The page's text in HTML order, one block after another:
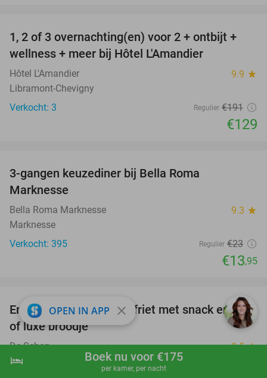
shopping_cart Boek nu
hotel Boek nu voor €175
per kamer, per nacht
32%
TODAY
1, 2 of 3 overnachting(en) voor 2 + ontbijt +
wellness + meer bij Hôtel L'Amandier
Hôtel L'Amandier 9.9 star
Libramont-Chevigny
Verkocht: 3
Regulier €191
€129
3-gangen keuzediner bij Bella Roma
Marknesse
Bella Roma Marknesse 9.3 star
Marknesse
Verkocht: 395
Regulier €23
€13,95
20%
Entree zwemparadijs + friet met snack en saus
of luxe broodje
De Scheg 9.5star
Deventer
OPEN IN APP close